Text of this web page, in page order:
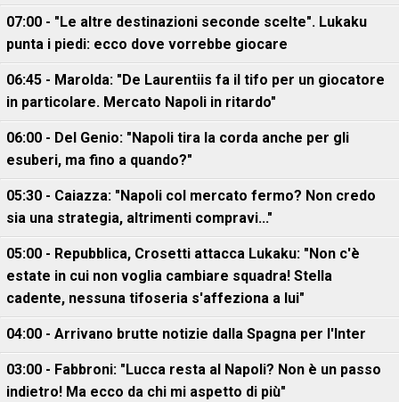
07:00 - "Le altre destinazioni seconde scelte". Lukaku
punta i piedi: ecco dove vorrebbe giocare
06:45 - Marolda: "De Laurentiis fa il tifo per un giocatore
in particolare. Mercato Napoli in ritardo"
06:00 - Del Genio: "Napoli tira la corda anche per gli
esuberi, ma fino a quando?"
05:30 - Caiazza: "Napoli col mercato fermo? Non credo
sia una strategia, altrimenti compravi..."
05:00 - Repubblica, Crosetti attacca Lukaku: "Non c'è
estate in cui non voglia cambiare squadra! Stella
cadente, nessuna tifoseria s'affeziona a lui"
04:00 - Arrivano brutte notizie dalla Spagna per l'Inter
03:00 - Fabbroni: "Lucca resta al Napoli? Non è un passo
indietro! Ma ecco da chi mi aspetto di più"